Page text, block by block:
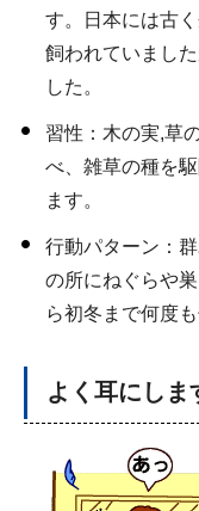
す。日本には古
飼われていまし
した。
習性：木の実,草
べ、雑草の種を
ます。
行動パターン：
の所にねぐらや
ら初冬まで何度
よく耳にしま